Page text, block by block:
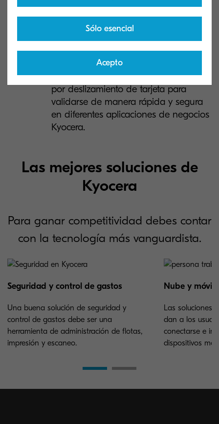
Office 365.
Función simplificada de indexación y
búsqueda para acceder con facilidad
a sus documentos en SharePoint.
Inicio de sesión único y autenticación
por deslizamiento de tarjeta para
validarse de manera rápida y segura
en diferentes aplicaciones de negocios
Kyocera.
Las mejores soluciones de
Kyocera
Para ganar competitividad debes contar
con la tecnología más vanguardista.
Seguridad y control de gastos
Una buena solución de seguridad y
control de gastos debe ser una
herramienta de administración de flotas,
impresión y escaneo.
Nube y móvil
Las soluciones
dan a los
conectarse e
dispositivos
Sólo esencial
Acepto